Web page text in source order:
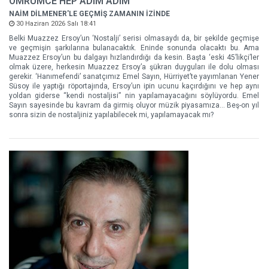
NAİM DİLMENER'LE GEÇMİŞ ZAMANIN İZİNDE
30 Haziran 2026 Salı 18:41
Belki Muazzez Ersoy’un ‘Nostalji’ serisi olmasaydı da, bir şekilde geçmişe
ve geçmişin şarkılarına bulanacaktık. Eninde sonunda olacaktı bu. Ama
Muazzez Ersoy’un bu dalgayı hızlandırdığı da kesin. Başta ‘eski 45’likçi’ler
olmak üzere, herkesin Muazzez Ersoy’a şükran duyguları ile dolu olması
gerekir. ‘Hanımefendi’ sanatçımız Emel Sayın, Hürriyet’te yayımlanan Yener
Süsoy ile yaptığı röportajında, Ersoy’un ipin ucunu kaçırdığını ve hep aynı
yoldan giderse “kendi nostaljisi” nin yapılamayacağını söylüyordu. Emel
Sayın sayesinde bu kavram da girmiş oluyor müzik piyasamıza... Beş-on yıl
sonra sizin de nostaljiniz yapılabilecek mi, yapılamayacak mı?